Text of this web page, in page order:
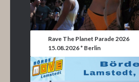
Rave The Planet Parade 2026
15.08.2026 * Berlin